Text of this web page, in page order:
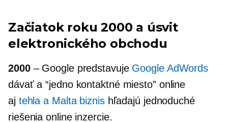
Začiatok roku 2000 a úsvit
elektronického obchodu
2000– Google predstavuje Google AdWords
dávať a“jedno kontaktné miesto” online
aj tehla a Maltabiznishľadajú jednoduché
riešenia online inzercie.